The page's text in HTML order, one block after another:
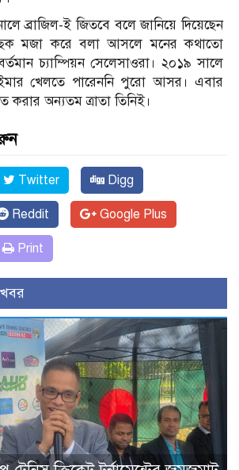
ব্রাজিল-ই জিতবে বলে জানিয়ে দিয়েছেন
মজা করে বলা আসলে মনের কথাতো
চ্যাম্পিয়ন সেলেসাওরা। ২০১৯ সালে
খেলতে পারেননি পুরো আসর। এবার
করার অন্যতম ত্রাতা তিনিই।
Twitter Digg
Reddit Google Plus
Print